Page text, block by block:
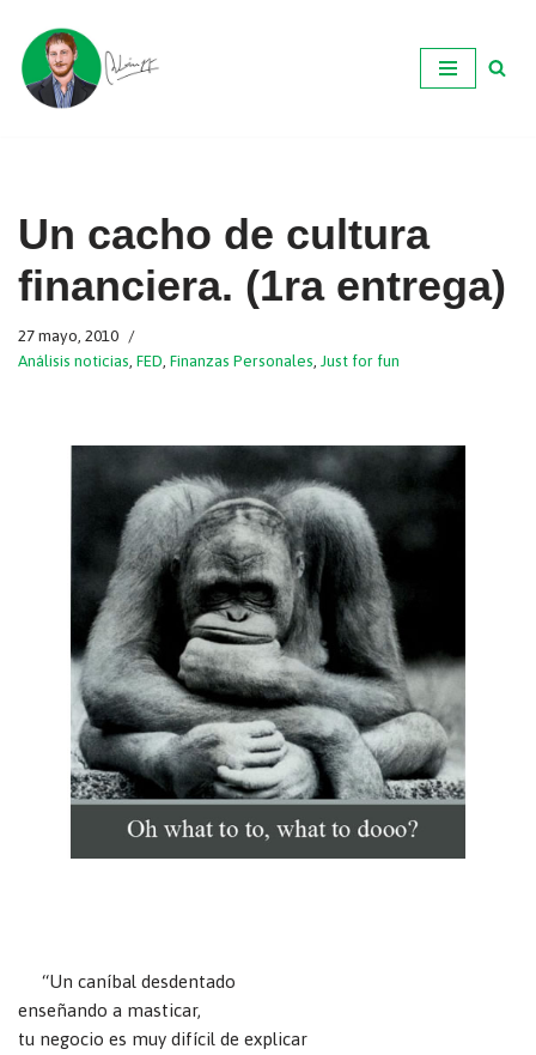
Ir
al
Un cacho de cultura
financiera. (1ra entrega)
27 mayo, 2010
Análisis noticias FED Finanzas Personales Just for fun
“Un caníbal desdentado
enseñando a masticar,
tu negocio es muy difícil de explicar